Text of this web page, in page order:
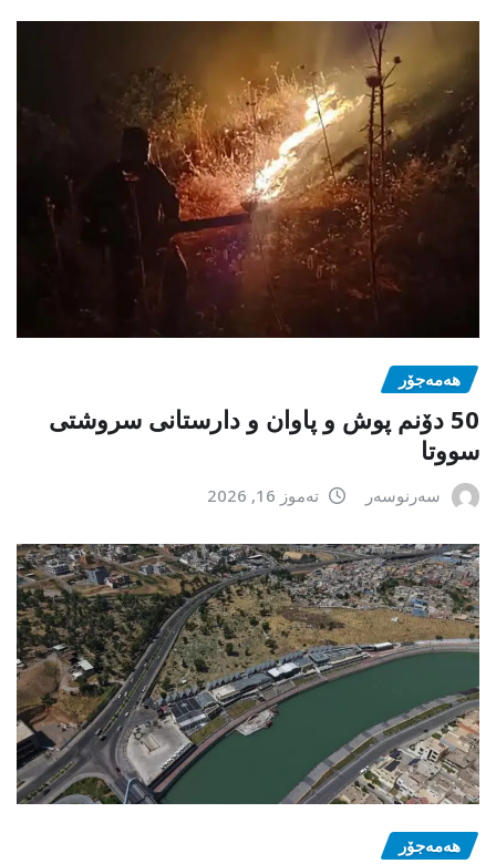
هەمەجۆر
50 دۆنم پوش و پاوان و دارستانی سروشتی
سووتا
سەرنوسەر تەموز 16, 2026
هەمەجۆر